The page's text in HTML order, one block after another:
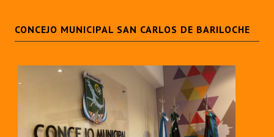
CONCEJO MUNICIPAL SAN CARLOS DE BARILOCHE